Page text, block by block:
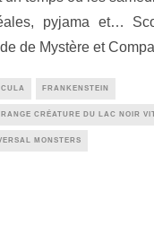
pyjama et…
de Mystère et
FRANKENSTEIN
CRÉATURE DU LAC NOIR
MONSTERS